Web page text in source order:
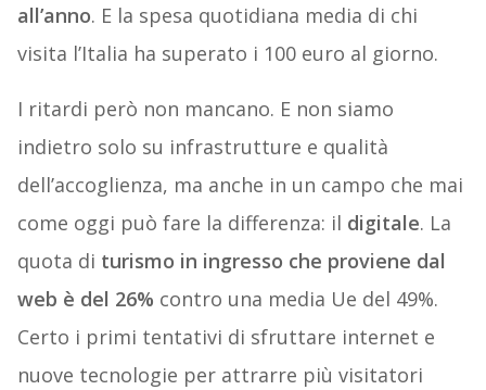
all’anno. E la spesa quotidiana media di chi
visita l’Italia ha superato i 100 euro al giorno.
I ritardi però non mancano. E non siamo
indietro solo su infrastrutture e qualità
dell’accoglienza, ma anche in un campo che mai
come oggi può fare la differenza: il digitale. La
quota di turismo in ingresso che proviene dal
web è del 26% contro una media Ue del 49%.
Certo i primi tentativi di sfruttare internet e
nuove tecnologie per attrarre più visitatori